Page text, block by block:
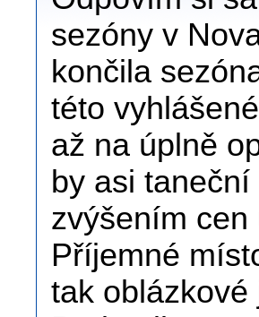
sezóny v
končila
této
až na úplně
by asi
zvýšením
Příjemné
tak